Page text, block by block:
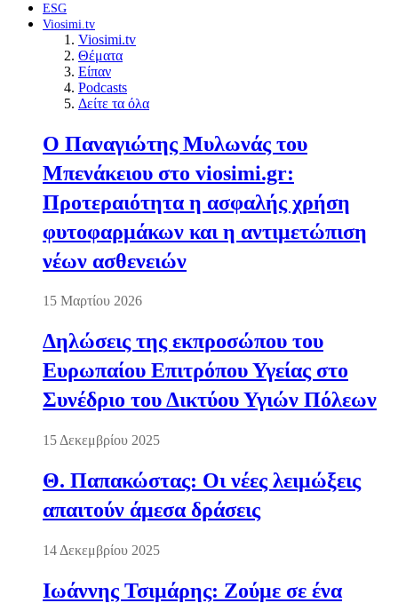
ESG
Viosimi.tv
Viosimi.tv
Θέματα
Είπαν
Podcasts
Δείτε τα όλα
Ο Παναγιώτης Μυλωνάς του
Μπενάκειου στο viosimi.gr:
Προτεραιότητα η ασφαλής χρήση
φυτοφαρμάκων και η αντιμετώπιση
νέων ασθενειών
15 Μαρτίου 2026
Δηλώσεις της εκπροσώπου του
Ευρωπαίου Επιτρόπου Υγείας στο
Συνέδριο του Δικτύου Υγιών Πόλεων
15 Δεκεμβρίου 2025
Θ. Παπακώστας: Οι νέες λειμώξεις
απαιτούν άμεσα δράσεις
14 Δεκεμβρίου 2025
Ιωάννης Τσιμάρης: Ζούμε σε ένα